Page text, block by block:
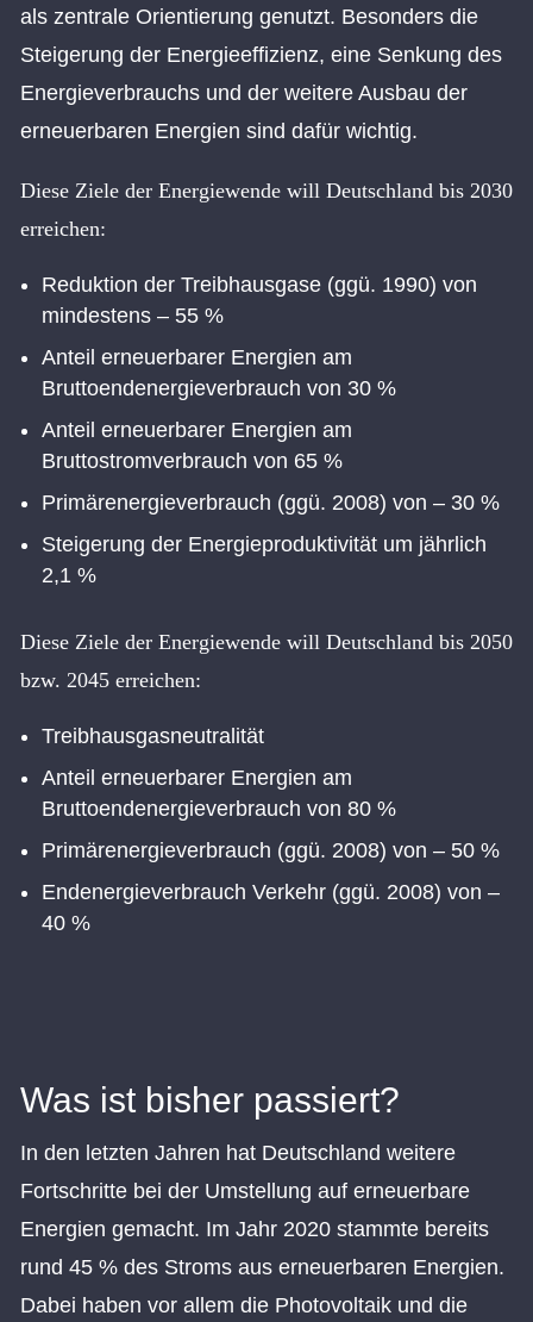
als zentrale Orientierung genutzt. Besonders die
Steigerung der Energieeffizienz, eine Senkung des
Energieverbrauchs und der weitere Ausbau der
erneuerbaren Energien sind dafür wichtig.
Diese Ziele der Energiewende will Deutschland bis 2030
erreichen:
Reduktion der Treibhausgase (ggü. 1990) von
mindestens – 55 %
Anteil erneuerbarer Energien am
Bruttoendenergieverbrauch von 30 %
Anteil erneuerbarer Energien am
Bruttostromverbrauch von 65 %
Primärenergieverbrauch (ggü. 2008) von – 30 %
Steigerung der Energieproduktivität um jährlich
2,1 %
Diese Ziele der Energiewende will Deutschland bis 2050
bzw. 2045 erreichen:
Treibhausgasneutralität
Anteil erneuerbarer Energien am
Bruttoendenergieverbrauch von 80 %
Primärenergieverbrauch (ggü. 2008) von – 50 %
Endenergieverbrauch Verkehr (ggü. 2008) von –
40 %
Was ist bisher passiert?
In den letzten Jahren hat Deutschland weitere
Fortschritte bei der Umstellung auf erneuerbare
Energien gemacht. Im Jahr 2020 stammte bereits
rund 45 % des Stroms aus erneuerbaren Energien.
Dabei haben vor allem die Photovoltaik und die